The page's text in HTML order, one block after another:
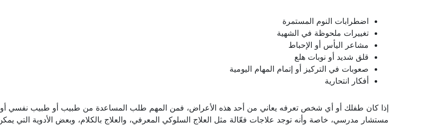
اضطرابات النوم المستمرة
تغييرات ملحوظة في الشهية
مشاعر اليأس أو الإحباط
قلق شديد أو نوبات هلع
صعوبات في التركيز أو إتمام المهام اليومية
أفكار انتحارية
إذا كان طفلك أو أي شخص تعرفه يعاني من أحد هذه الأعراض، فمن المهم طلب المساعدة من طبيب أو طبيب نفسي أو
مستشار مدرسي، خاصة وأنه توجد علاجات فعّالة مثل العلاج السلوكي المعرفي، والعلاج بالكلام، وبعض الأدوية التي